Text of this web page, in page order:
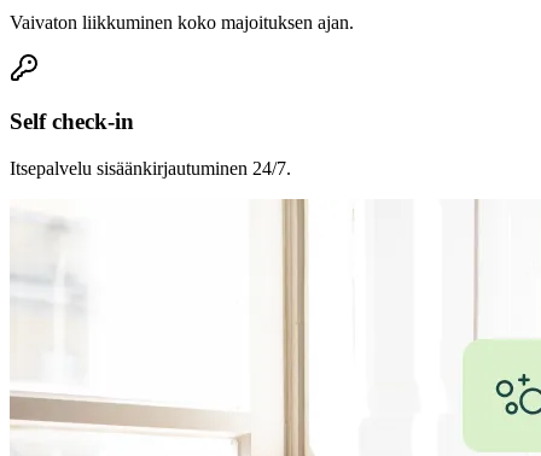
Vaivaton liikkuminen koko majoituksen ajan.
Self check-in
Itsepalvelu sisäänkirjautuminen 24/7.